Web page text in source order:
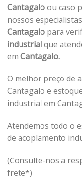
Cantagaloou caso
nossos
Cantagalo para
industrialque
em Cantagalo.
O melhor preço de
Cantagalo e
industrial em
Atendemos todo o
de acoplamento
(Consulte-nos a
frete*)